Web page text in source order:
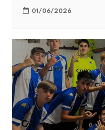
01/06/2026